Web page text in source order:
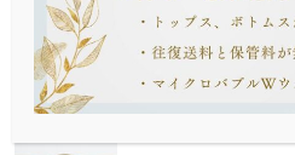
縮みやすい、やっかい